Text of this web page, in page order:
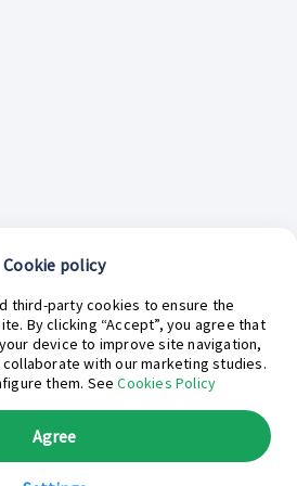
¿En qué podemos ayudarte hoy?
Cookie policy
third-party cookies to ensure the
By clicking “Accept”, you agree that
device to improve site navigation,
with our marketing studies.
them. SeeCookies Policy
Agree